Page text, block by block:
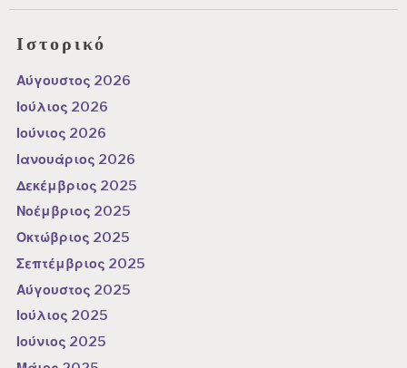
Ιστορικό
Αύγουστος 2026
Ιούλιος 2026
Ιούνιος 2026
Ιανουάριος 2026
Δεκέμβριος 2025
Νοέμβριος 2025
Οκτώβριος 2025
Σεπτέμβριος 2025
Αύγουστος 2025
Ιούλιος 2025
Ιούνιος 2025